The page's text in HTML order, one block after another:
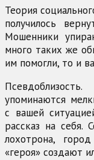
Теория
получилось
Мошенники
много таких же
им помогли, то и
упоминаются
с вашей
рассказ на себя.
лохотрона,
«героя» создают